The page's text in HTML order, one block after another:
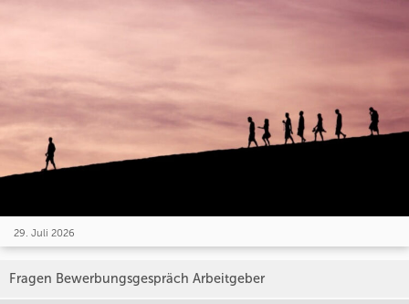
29. Juli 2026
Fragen Bewerbungsgespräch Arbeitgeber